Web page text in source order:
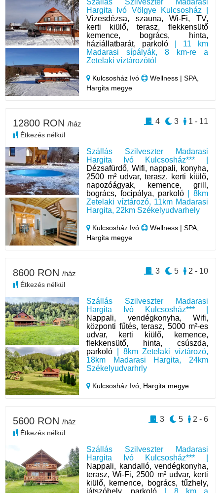
Hargita Ivó Völgye Kulcsosház |
Vizesdézsa, szauna, Wi-Fi, TV,
kerti kiülő, terasz, flekkensütő
kemence, bogrács, hinta,
háziállatbarát, parkoló | 11 km
Madarasi sípályák, 8 km-re a
Zetelaki víztározótól
Kulcsosház Ivó
Wellness | SPA,
Hargita megye
Szállás Szilveszter Madarasi
Hargita Ivó Kulcsosház*** |
Dézsafürdő, Wifi, nappali, konyha,
2500 m² udvar, terasz, kerti kiülő,
napozóágyak, kemence, grill,
bogrács, focipálya, parkoló| 8km
Zetelaki víztározó, 11km Madarasi
Hargita, 22km Székelyudvarhely
Kulcsosház Ivó
Wellness | SPA,
Hargita megye
12800 RON /ház
Étkezés nélkül
1 - 11
3
4
Szállás Szilveszter Madarasi
Hargita Ivó Kulcsosház*** |
Nappali, vendégkonyha, Wifi,
központi fűtés, terasz, 5000 m²-es
udvar, kerti kiülő, kemence,
flekkensütő, hinta, csúszda,
parkoló | 8km Zetelaki víztározó,
18km Madarasi Hargita, 24km
Székelyudvarhrly
Kulcsosház Ivó, Hargita megye
8600 RON /ház
Étkezés nélkül
2 - 10
5
3
Szállás Szilveszter Madarasi
Hargita Ivó Kulcsosház*** |
Nappali, kandalló, vendégkonyha,
terasz, Wi-Fi, 2500 m² udvar, kerti
kiülő, kemence, bogrács, tűzhely,
játszóhely, parkoló | 8 km a
5600 RON /ház
Étkezés nélkül
2 - 6
5
3